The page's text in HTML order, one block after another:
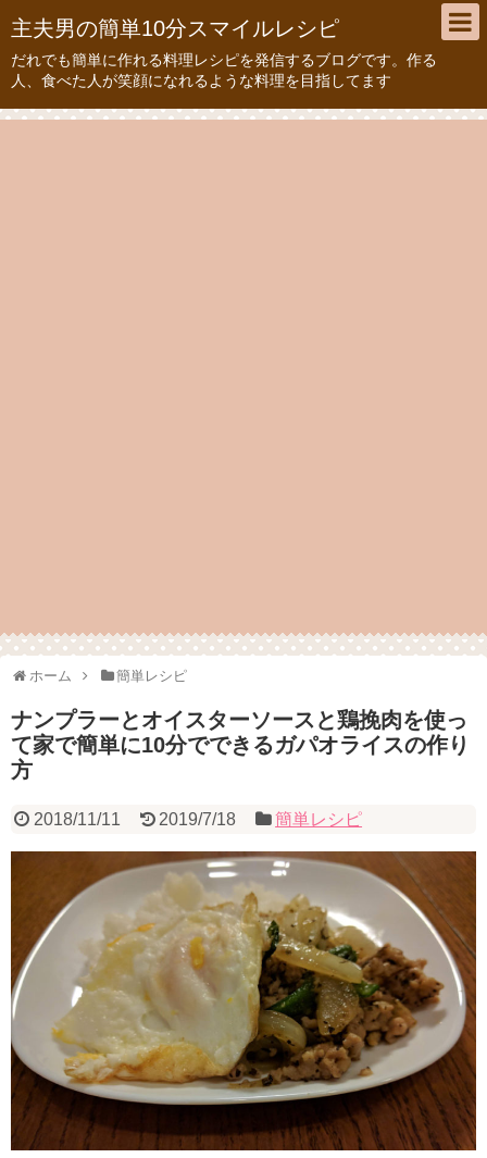
主夫男の簡単10分スマイルレシピ
だれでも簡単に作れる料理レシピを発信するブログです。作る
人、食べた人が笑顔になれるような料理を目指してます
ホーム 簡単レシピ
ナンプラーとオイスターソースと鶏挽肉を使っ
て家で簡単に10分でできるガパオライスの作り
方
2018/11/11 2019/7/18 簡単レシピ